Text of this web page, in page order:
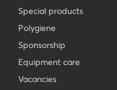
Special products
Polygiene
Sponsorship
Equipment care
Vacancies